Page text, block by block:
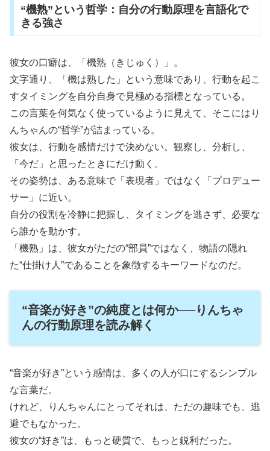
“機熟”という哲学：自分の行動原理を言語化で
きる強さ
彼女の口癖は、「機熟（きじゅく）」。
文字通り、「機は熟した」という意味であり、行動を起こ
すタイミングを自分自身で見極める指標となっている。
この言葉を何気なく使っているように見えて、そこにはり
んちゃんの“哲学”が詰まっている。
彼女は、行動を感情だけで決めない。観察し、分析し、
「今だ」と思ったときにだけ動く。
その姿勢は、ある意味で「表現者」ではなく「プロデュー
サー」に近い。
自分の役割を冷静に把握し、タイミングを逃さず、必要な
ら誰かを動かす。
「機熟」は、彼女がただの“部員”ではなく、物語の隠れ
た“仕掛け人”であることを象徴するキーワードなのだ。
“音楽が好き”の純度とは何か──りんちゃ
んの行動原理を読み解く
“音楽が好き”という感情は、多くの人が口にするシンプル
な言葉だ。
けれど、りんちゃんにとってそれは、ただの趣味でも、逃
避でもなかった。
彼女の“好き”は、もっと硬質で、もっと鋭利だった。